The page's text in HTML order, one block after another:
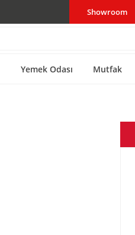
Showroom
Yemek Odası Mutfak